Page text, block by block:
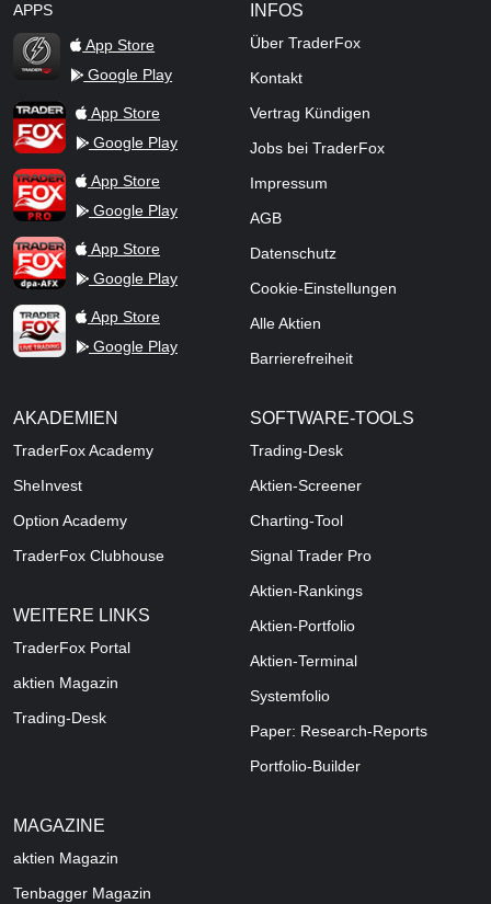
APPS
TraderFox Flash
App Store
Google Play
TraderFox AppApp Store
Google Play
TraderFox ProApp Store
Google Play
TraderFox dpa-AFX ProFeed
App Store
Google Play
TraderFox Live Trading
App Store
Google Play
INFOS
Über TraderFox
Kontakt
Vertrag Kündigen
Jobs bei TraderFox
Impressum
AGB
Datenschutz
Cookie-Einstellungen
Alle Aktien
Barrierefreiheit
AKADEMIEN
TraderFox Academy
SheInvest
Option Academy
TraderFox Clubhouse
WEITERE LINKS
TraderFox Portal
aktien Magazin
Trading-Desk
SOFTWARE-TOOLS
Trading-Desk
Aktien-Screener
Charting-Tool
Signal Trader Pro
Aktien-Rankings
Aktien-Portfolio
Aktien-Terminal
Systemfolio
Paper: Research-Reports
Portfolio-Builder
MAGAZINE
aktien Magazin
Tenbagger Magazin